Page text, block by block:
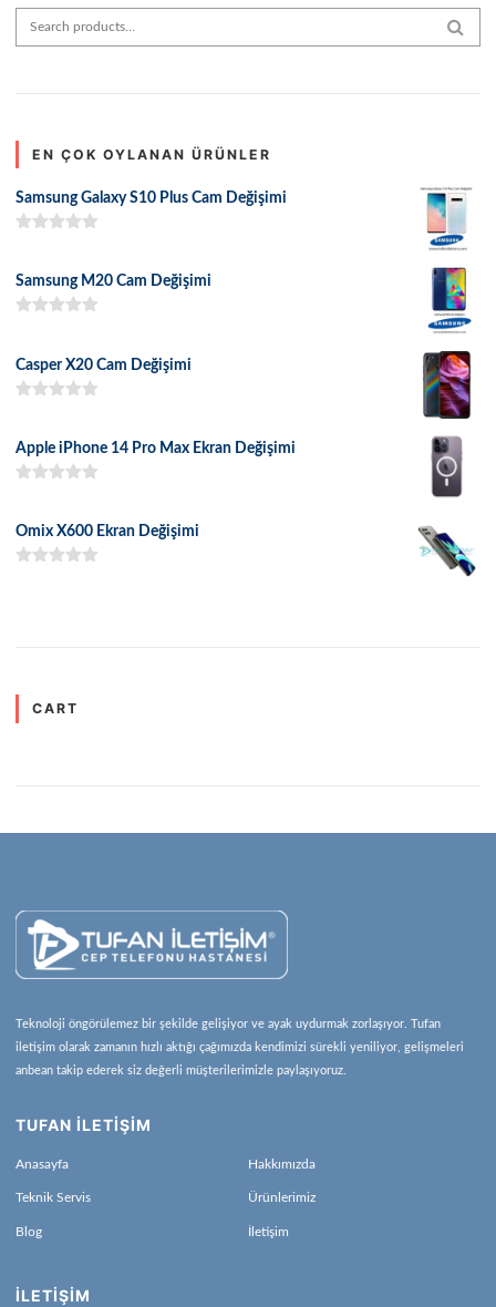
Search for:
EN ÇOK OYLANAN ÜRÜNLER
Samsung Galaxy S10 Plus Cam Değişimi
Samsung M20 Cam Değişimi
Casper X20 Cam Değişimi
Apple iPhone 14 Pro Max Ekran Değişimi
Omix X600 Ekran Değişimi
CART
Teknoloji öngörülemez bir şekilde gelişiyor ve ayak uydurmak zorlaşıyor. Tufan
iletişim olarak zamanın hızlı aktığı çağımızda kendimizi sürekli yeniliyor, gelişmeleri
anbean takip ederek siz değerli müşterilerimizle paylaşıyoruz.
TUFAN İLETİŞİM
Anasayfa Hakkımızda
Teknik Servis Ürünlerimiz
Blog İletişim
İLETIŞIM